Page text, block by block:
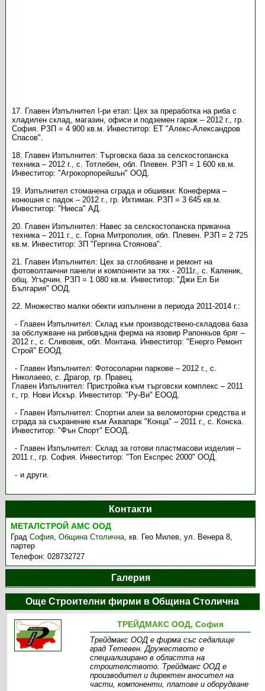
17. Главен Изпълнител І-ри етап: Цех за преработка на риба с
хладилен склад, магазин, офиси и подземен гараж – 2012 г., гр.
София. РЗП = 4 900 кв.м. Инвеститор: ЕТ "Алекс-Александров
Спасов".
18. Главен Изпълнител: Търговска база за селскостопанска
техника – 2012 г., с. Тотлебен, обл. Плевен. РЗП = 1 600 кв.м.
Инвеститор: "Агрокорпорейшън" ООД.
19. Изпълнител стоманена сграда и обшивки: Конеферма –
конюшня с падок – 2012 г., гр. Ихтиман. РЗП = 3 645 кв.м.
Инвеститор: "Ниеса" АД.
20. Главен Изпълнител: Навес за селскостопанска прикачна
техника – 2011 г., с. Горна Митрополия, обл. Плевен. РЗП = 2 725
кв.м. Инвеститор: ЗП "Гергина Стоянова".
21. Главен Изпълнител: Цех за сглобяване и ремонт на
фотоволтаични панели и компоненти за тях - 2011г., с. Каленик,
общ. Угърчин. РЗП = 1 080 кв.м. Инвеститор: "Джи Ел Би
България" ООД.
22. Множество малки обекти изпълнени в периода 2011-2014 г.:
Главен Изпълнител: Склад към производствено-складова база
за обслужване на рибовъдна ферма на язовир Рапонкьов бряг –
2012 г., с. Сливовик, обл. Монтана. Инвеститор: "Енерго Ремонт
Строй" ЕООД.
Главен Изпълнител: Фотосоларни паркове – 2012 г., с.
Николаево, с. Драгор, гр. Правец.
Главен Изпълнител: Пристройка към търговски комплекс – 2011
г., гр. Нови Искър. Инвеститор: "Ру-Ви" ЕООД.
Главен Изпълнител: Спортни алеи за веломоторни средства и
сграда за съхранение към Аквапарк "Конца" – 2011 г., с. Конска.
Инвеститор: "Фън Спорт" ЕООД.
Главен Изпълнител: Склад за готови пластмасови изделия –
2011 г., гр. София. Инвеститор: "Топ Експрес 2000" ООД.
и други.
Контакти
МЕТАЛСТРОЙ АМС ООД
ГрадСофия,Община Столична,кв. Гео Милев, ул. Венера 8,
партер
Телефон:028732727
Галерия
Още Строителни фирми в Община Столична
ТРЕЙДМАКС ООД, София
Трейдмакс ООД е фирма със седалище
град Тетевен. Дружеството е
специализирано в областта на
строителството. Трейдмакс ООД е
производител и директен вносител на
части, компоненти, платове и оборудване